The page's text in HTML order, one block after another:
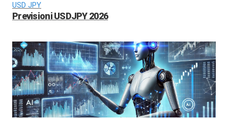
USD JPY
Previsioni USDJPY 2026